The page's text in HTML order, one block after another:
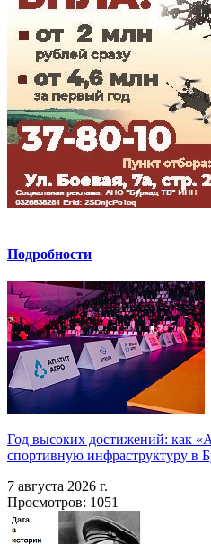
Подробности
Год высоких достижений: как
спортивную инфраструктуру в
7 августа 2026 г.
Просмотров: 1051